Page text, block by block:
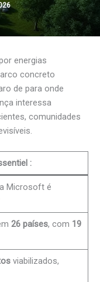
energias
concreto
de para onde
interessa
comunidades
:
Microsoft é
26 países, com 19
viabilizados,